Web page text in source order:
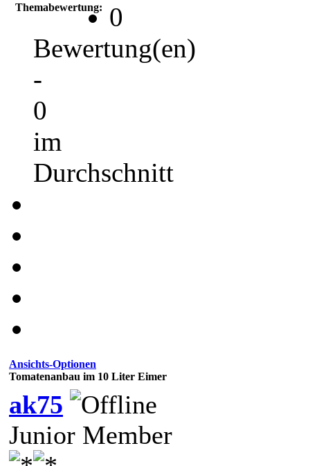
Themabewertung:
0
Bewertung(en)
-
0
im
Durchschnitt
Ansichts-Optionen
Tomatenanbau im 10 Liter Eimer
ak75
Junior Member